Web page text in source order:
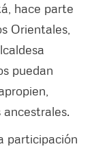
hace parte
Orientales,
puedan
participación